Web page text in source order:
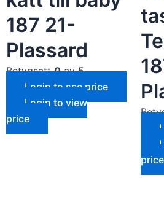
187 21-
Plassard
Betygsatt0av 5
Login to see price
Login to view
price
price